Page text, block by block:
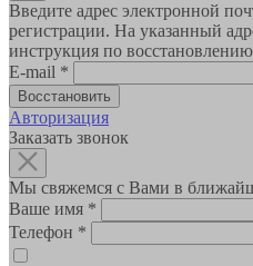
Введите адрес электронной
регистрации. На указанный
инструкция по
E-mail *
Авторизация
Заказать звонок
Мы свяжемся с Вами в
Ваше имя *
Телефон *